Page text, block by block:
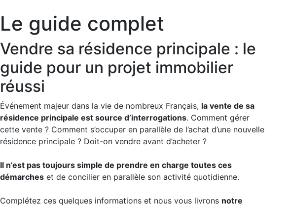
Le guide complet
Vendre sa résidence principale : le
guide pour un projet immobilier
réussi
Événement majeur dans la vie de nombreux Français, la vente de sa
résidence principale est source d’interrogations. Comment gérer
cette vente ? Comment s’occuper en parallèle de l’achat d’une nouvelle
résidence principale ? Doit-on vendre avant d’acheter ?
Il n’est pas toujours simple de prendre en charge toutes ces
démarches et de concilier en parallèle son activité quotidienne.
Complétez ces quelques informations et nous vous livrons notre